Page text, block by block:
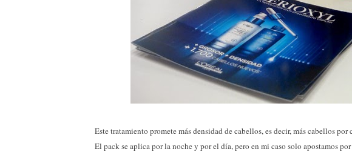
Este tratamiento promete más densidad de cabellos, es decir, más cabellos por
El pack se aplica por la noche y por el día, pero en mi caso solo apostamos